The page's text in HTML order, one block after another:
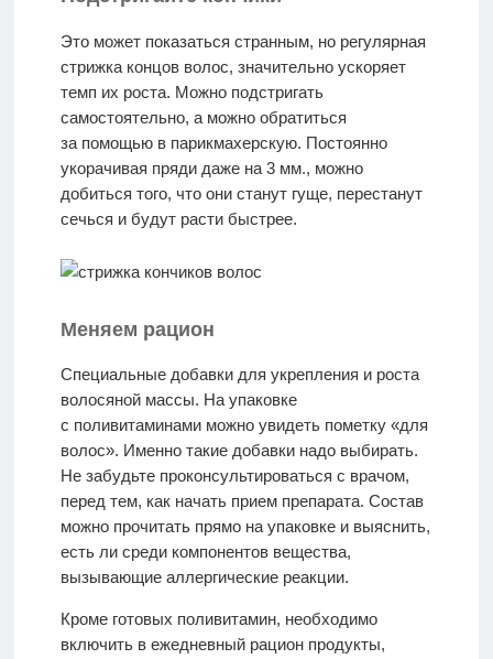
Это может показаться странным, но регулярная
стрижка концов волос, значительно ускоряет
темп их роста. Можно подстригать
самостоятельно, а можно обратиться
за помощью в парикмахерскую. Постоянно
укорачивая пряди даже на 3 мм., можно
добиться того, что они станут гуще, перестанут
сечься и будут расти быстрее.
Меняем рацион
Специальные добавки для укрепления и роста
волосяной массы. На упаковке
с поливитаминами можно увидеть пометку «для
волос». Именно такие добавки надо выбирать.
Не забудьте проконсультироваться с врачом,
перед тем, как начать прием препарата. Состав
можно прочитать прямо на упаковке и выяснить,
есть ли среди компонентов вещества,
вызывающие аллергические реакции.
Кроме готовых поливитамин, необходимо
включить в ежедневный рацион продукты,